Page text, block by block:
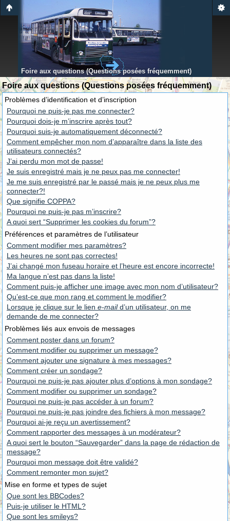
Foire aux questions (Questions posées fréquemment)
Foire aux questions (Questions posées fréquemment)
Problèmes d’identification et d’inscription
Pourquoi ne puis-je pas me connecter?
Pourquoi dois-je m’inscrire après tout?
Pourquoi suis-je automatiquement déconnecté?
Comment empêcher mon nom d’apparaître dans la liste des
utilisateurs connectés?
J’ai perdu mon mot de passe!
Je suis enregistré mais je ne peux pas me connecter!
Je me suis enregistré par le passé mais je ne peux plus me
connecter?!
Que signifie COPPA?
Pourquoi ne puis-je pas m’inscrire?
A quoi sert “Supprimer les cookies du forum”?
Préférences et paramètres de l’utilisateur
Comment modifier mes paramètres?
Les heures ne sont pas correctes!
J’ai changé mon fuseau horaire et l’heure est encore incorrecte!
Ma langue n’est pas dans la liste!
Comment puis-je afficher une image avec mon nom d’utilisateur?
Qu’est-ce que mon rang et comment le modifier?
Lorsque je clique sur le lien e-maild’un utilisateur, on me
demande de me connecter?
Problèmes liés aux envois de messages
Comment poster dans un forum?
Comment modifier ou supprimer un message?
Comment ajouter une signature à mes messages?
Comment créer un sondage?
Pourquoi ne puis-je pas ajouter plus d’options à mon sondage?
Comment modifier ou supprimer un sondage?
Pourquoi ne puis-je pas accéder à un forum?
Pourquoi ne puis-je pas joindre des fichiers à mon message?
Pourquoi ai-je reçu un avertissement?
Comment rapporter des messages à un modérateur?
A quoi sert le bouton “Sauvegarder” dans la page de rédaction de
message?
Pourquoi mon message doit être validé?
Comment remonter mon sujet?
Mise en forme et types de sujet
Que sont les BBCodes?
Puis-je utiliser le HTML?
Que sont les smileys?